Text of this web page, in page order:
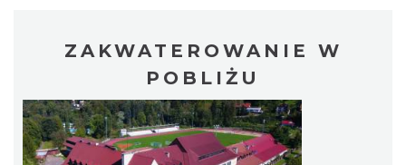
ZAKWATEROWANIE W
POBLIŻU